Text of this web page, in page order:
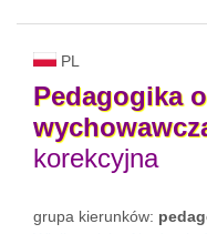
PL
Pedagogika
korekcyjna
grupa kierunków: